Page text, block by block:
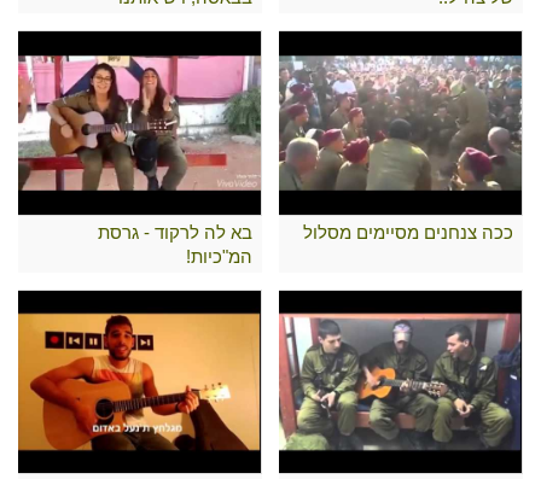
ככה צנחנים מסיימים מסלול
בא לה לרקוד - גרסת
המ"כיות!